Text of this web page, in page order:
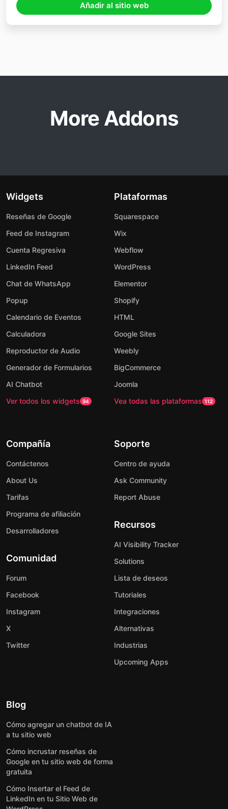
Añadir al sitio web
More Addons
Widgets
Reseñas de Google
Feed de Instagram
Cuenta Regresiva
LinkedIn Feed
Chat de WhatsApp
Popup
Calendario de Eventos
Calculadora
Reproductor de Audio
Generador de Formularios
AI Chatbot
Ver todos los widgets 94
Plataformas
Squarespace
Wix
Webflow
WordPress
Elementor
Shopify
HTML
Google Sites
Weebly
BigCommerce
Joomla
Vea todas las plataformas 112
Compañía
Contáctenos
About Us
Tarifas
Programa de afiliación
Desarrolladores
Comunidad
Forum
Facebook
Instagram
X
Twitter
Soporte
Centro de ayuda
Ask Community
Report Abuse
Recursos
AI Visibility Tracker
Solutions
Lista de deseos
Tutoriales
Integraciones
Alternativas
Industrias
Upcoming Apps
Blog
Cómo agregar un chatbot de IA
a tu sitio web
Cómo incrustar reseñas de
Google en tu sitio web de forma
gratuita
Cómo Insertar el Feed de
LinkedIn en tu Sitio Web de